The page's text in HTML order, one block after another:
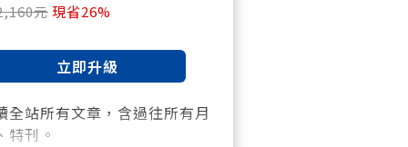
元現省26%
立即升級
全站所有文章，含過往所有月
特刊。​